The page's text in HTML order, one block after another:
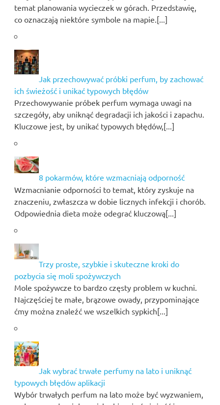
temat planowania wycieczek w górach. Przedstawię,
co oznaczają niektóre symbole na mapie.[...]
Jak przechowywać próbki perfum, by zachować
ich świeżość i unikać typowych błędów
Przechowywanie próbek perfum wymaga uwagi na
szczegóły, aby uniknąć degradacji ich jakości i zapachu.
Kluczowe jest, by unikać typowych błędów,[...]
8 pokarmów, które wzmacniają odporność
Wzmacnianie odporności to temat, który zyskuje na
znaczeniu, zwłaszcza w dobie licznych infekcji i chorób.
Odpowiednia dieta może odegrać kluczową[...]
Trzy proste, szybkie i skuteczne kroki do
pozbycia się moli spożywczych
Mole spożywcze to bardzo częsty problem w kuchni.
Najczęściej te małe, brązowe owady, przypominające
ćmy można znaleźć we wszelkich sypkich[...]
Jak wybrać trwałe perfumy na lato i uniknąć
typowych błędów aplikacji
Wybór trwałych perfum na lato może być wyzwaniem,